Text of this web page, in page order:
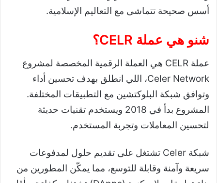
أسس صحيحة تتماشى مع التعاليم الإسلامية.
شنو هي عملة CELR؟
عملة CELR هي العملة الرقمية المخصصة لمشروع
Celer Network، اللي انطلق بهدف تحسين أداء
وتوافق شبكة البلوكتشين مع التطبيقات المختلفة.
المشروع بدأ في 2018 ويستخدم تقنيات حديثة
لتحسين المعاملات وتجربة المستخدم.
شبكة Celer تشتغل على تقديم حلول لمدفوعات
سريعة وآمنة وقابلة للتوسع، مما يمكّن المطورين من